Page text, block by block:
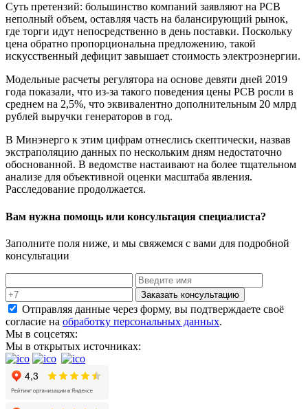
Суть претензий: большинство компаний заявляют на РСВ
неполный объем, оставляя часть на балансирующий рынок,
где торги идут непосредственно в день поставки. Поскольку
цена обратно пропорциональна предложению, такой
искусственный дефицит завышает стоимость электроэнергии.
Модельные расчеты регулятора на основе девяти дней 2019
года показали, что из-за такого поведения цены РСВ росли в
среднем на 2,5%, что эквивалентно дополнительным 20 млрд
рублей выручки генераторов в год.
В Минэнерго к этим цифрам отнеслись скептически, назвав
экстраполяцию данных по нескольким дням недостаточно
обоснованной. В ведомстве настаивают на более тщательном
анализе для объективной оценки масштаба явления.
Расследование продолжается.
Вам нужна помощь или консультация специалиста?
Заполните поля ниже, и мы свяжемся с вами для подробной
консультации
Заказать консультацию
Отправляя данные через форму, вы подтверждаете своё
согласие на обработку персональных данных.
Мы в соцсетях:
Мы в открытых источниках: